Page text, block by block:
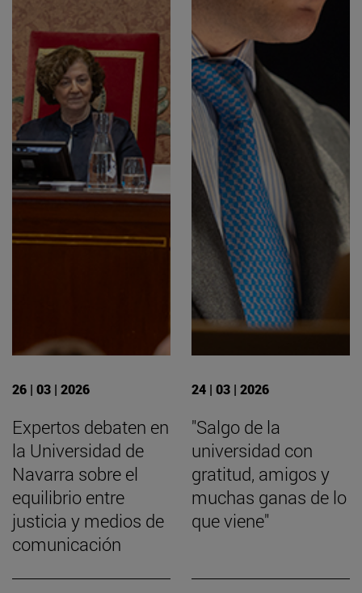
26 | 03 | 2026
Expertos debaten en
la Universidad de
Navarra sobre el
equilibrio entre
justicia y medios de
comunicación
24 | 03 | 2026
"Salgo de la
universidad con
gratitud, amigos y
muchas ganas de lo
que viene"